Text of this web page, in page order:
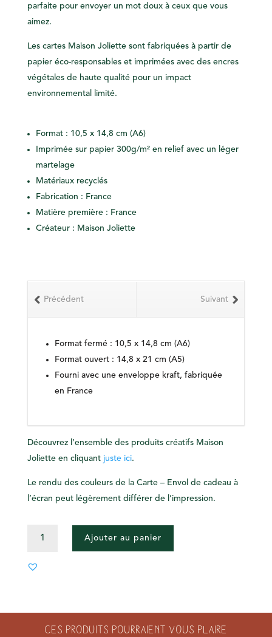
parfaite pour envoyer un mot doux à ceux que vous
aimez.
Les cartes Maison Joliette sont fabriquées à partir de
papier éco-responsables et imprimées avec des encres
végétales de haute qualité pour un impact
environnemental limité.
Format : 10,5 x 14,8 cm (A6)
Imprimée sur papier 300g/m² en relief avec un léger
martelage
Matériaux recyclés
Fabrication : France
Matière première : France
Créateur : Maison Joliette
Suivant
Précédent
Format fermé : 10,5 x 14,8 cm (A6)
Format ouvert : 14,8 x 21 cm (A5)
Fourni avec une enveloppe kraft, fabriquée
en France
Découvrez l’ensemble des produits créatifs Maison
Joliette en cliquant juste ici.
Le rendu des couleurs de la Carte – Envol de cadeau à
l’écran peut légèrement différer de l’impression.
CADEAU
Ajouter au panier
Ces produits pourraient vous plaire